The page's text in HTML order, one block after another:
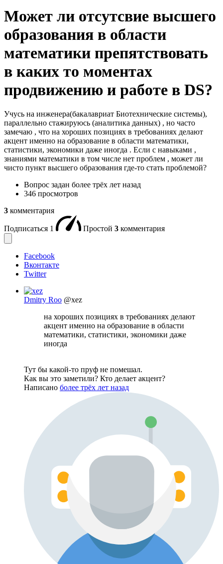
Может ли отсутсвие высшего
образования в области
математики препятствовать
в каких то моментах
продвижению и работе в DS?
Учусь на инженера(бакалавриат Биотехнические системы),
параллельно стажируюсь (аналитика данных) , но часто
замечаю , что на хороших позициях в требованиях делают
акцент именно на образование в области математики,
статистики, экономики даже иногда . Если с навыками ,
знаниями математики в том числе нет проблем , может ли
чисто пункт высшего образования где-то стать проблемой?
Вопрос задан более трёх лет назад
346 просмотров
3 комментария
Подписаться 1 Простой 3 комментария
Facebook
Вконтакте
Twitter
Dmitry Roo @xez
на хороших позициях в требованиях делают
акцент именно на образование в области
математики, статистики, экономики даже
иногда
Тут бы какой-то пруф не помешал.
Как вы это заметили? Кто делает акцент?
Написано более трёх лет назад